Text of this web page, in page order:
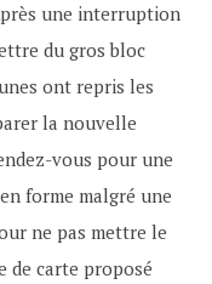
une interruption
du gros bloc
ont repris les
la nouvelle
vous pour une
forme malgré une
ne pas mettre le
de carte proposé